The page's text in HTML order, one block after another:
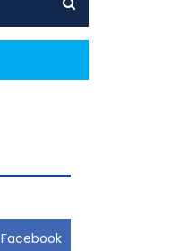
Facebook